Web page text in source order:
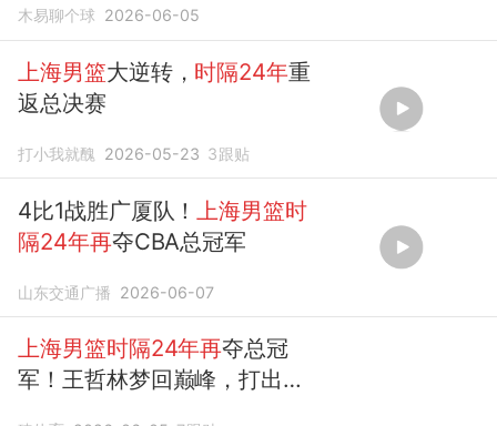
男篮夺得总冠...
木易聊个球 2026-06-05
上海男篮大逆转， 时隔24年重
返总决赛
打小我就醜 2026-05-23 3跟贴
4比1战胜广厦队！
上海男篮时
隔24年再夺CBA总冠军
山东交通广播 2026-06-07
上海男篮时隔24年再夺总冠
军！王哲林梦回巅峰，打出赛